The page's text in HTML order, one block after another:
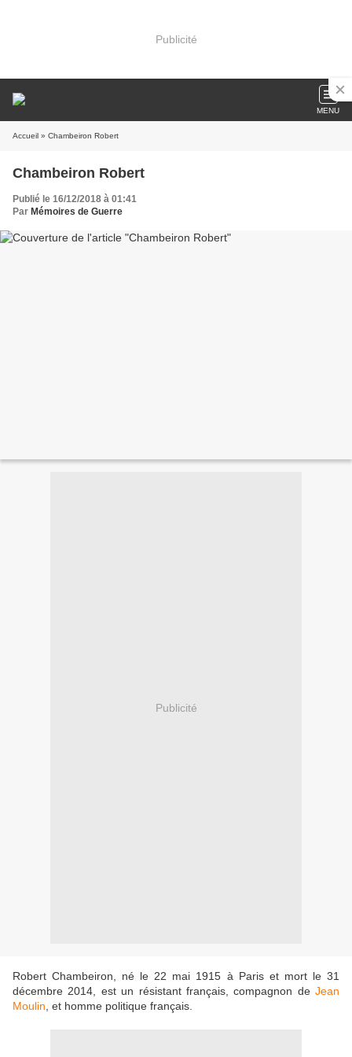
Publicité
MENU
Accueil » Chambeiron Robert
Chambeiron Robert
Publié le 16/12/2018 à 01:41
Par Mémoires de Guerre
Publicité
Robert Chambeiron, né le 22 mai 1915 à Paris et mort le 31
décembre 2014, est un résistant français, compagnon de Jean
Moulin , et homme politique français.